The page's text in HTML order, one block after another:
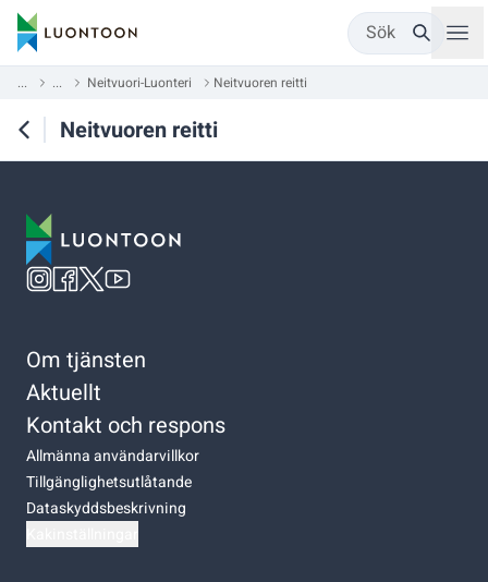
Sök
... ... Neitvuori-Luonteri Neitvuoren reitti
Neitvuoren reitti
Om tjänsten
Aktuellt
Kontakt och respons
Allmänna användarvillkor
Tillgänglighetsutlåtande
Dataskyddsbeskrivning